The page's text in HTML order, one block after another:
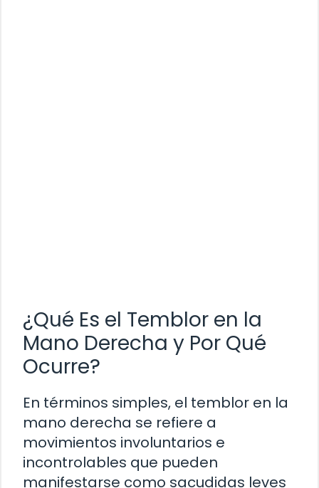
¿Qué Es el Temblor en la
Mano Derecha y Por Qué
Ocurre?
En términos simples, el temblor en la
mano derecha se refiere a
movimientos involuntarios e
incontrolables que pueden
manifestarse como sacudidas leves